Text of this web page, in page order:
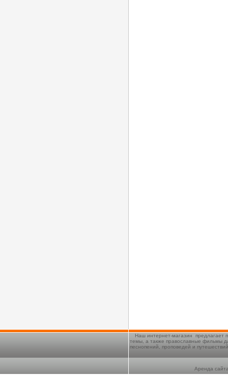
Наш интернет-магазин предлагает
темы, а также православные фильмы
песнопений, проповедей и
Аренда